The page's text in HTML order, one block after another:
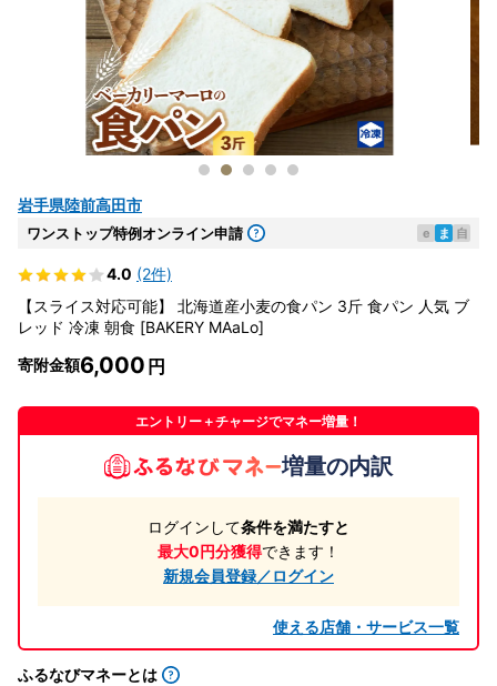
岩手県陸前高田市
ワンストップ特例オンライン申請 e ま 自
4.0 (2件)
【スライス対応可能】 北海道産小麦の食パン 3斤 食パン 人気 ブ
レッド 冷凍 朝食 [BAKERY MAaLo]
寄附金額6,000
エントリー＋チャージでマネー増量！
増量の内訳
ログインして条件を満たすと
最大0円分獲得できます！
新規会員登録／ログイン
使える店舗・サービス一覧
ふるなびマネーとは